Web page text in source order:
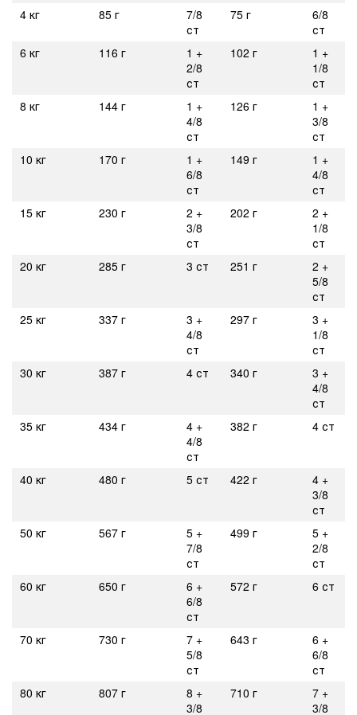
4 кг
85 г
7/8
ст
75 г
6/8
ст
6 кг
116 г
1 +
2/8
ст
102 г
1 +
1/8
ст
8 кг
144 г
1 +
4/8
ст
126 г
1 +
3/8
ст
10 кг
170 г
1 +
6/8
ст
149 г
1 +
4/8
ст
15 кг
230 г
2 +
3/8
ст
202 г
2 +
1/8
ст
20 кг
285 г 3 ст 251 г
2 +
5/8
ст
25 кг
337 г
3 +
4/8
ст
297 г
3 +
1/8
ст
30 кг
387 г 4 ст 340 г
3 +
4/8
ст
35 кг
434 г
4 +
4/8
ст
382 г 4 ст
40 кг 480 г 5 ст 422 г
4 +
3/8
ст
50 кг
567 г
5 +
7/8
ст
499 г
5 +
2/8
ст
60 кг
650 г
6 +
6/8
ст
572 г 6 ст
70 кг 730 г
7 +
5/8
ст
643 г
6 +
6/8
ст
80 кг
807 г
8 +
3/8
710 г
7 +
3/8